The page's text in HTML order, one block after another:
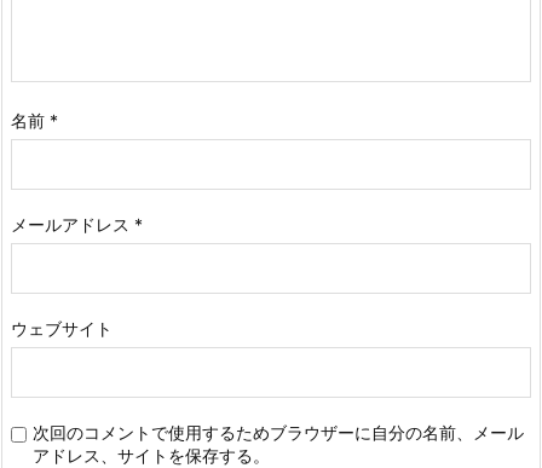
名前 *
メールアドレス *
ウェブサイト
次回のコメントで使用するためブラウザーに自分の名前、メール
アドレス、サイトを保存する。